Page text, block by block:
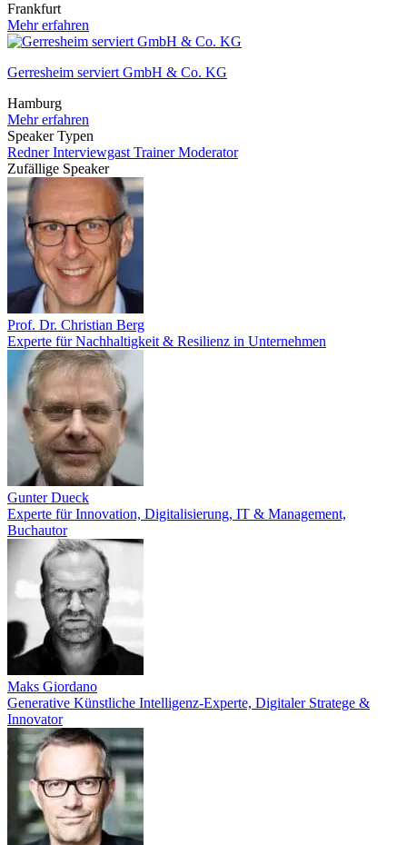
Frankfurt
Mehr erfahren
Gerresheim serviert GmbH & Co. KG
Hamburg
Mehr erfahren
Speaker Typen
RednerInterviewgast TrainerModerator
Zufällige Speaker
Prof. Dr. Christian Berg
Experte für Nachhaltigkeit & Resilienz in Unternehmen
Gunter Dueck
Experte für Innovation, Digitalisierung, IT & Management,
Buchautor
Maks Giordano
Generative Künstliche Intelligenz-Experte, Digitaler Stratege &
Innovator